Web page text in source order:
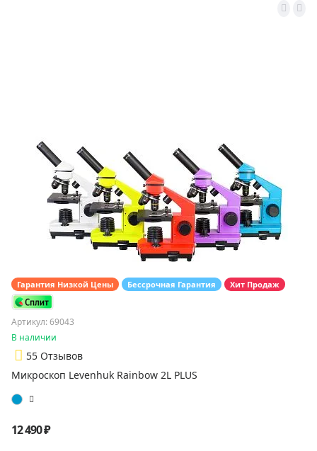
Гарантия Низкой Цены Бессрочная Гарантия Хит Продаж
Артикул: 69043
В наличии
55 Отзывов
Микроскоп Levenhuk Rainbow 2L PLUS
12 490 ₽